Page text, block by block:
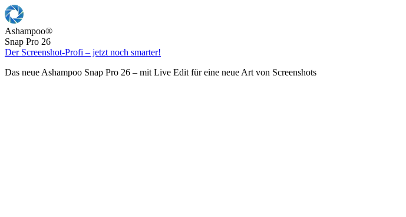
Ashampoo®
Snap Pro 26
Der Screenshot-Profi – jetzt noch smarter!
Das neue Ashampoo Snap Pro 26 – mit Live Edit für eine neue Art von Screenshots